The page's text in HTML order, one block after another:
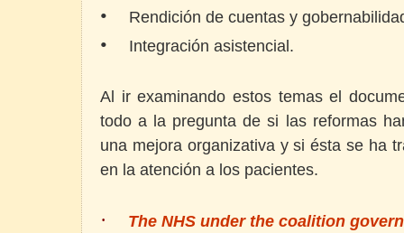
• Rendición de cuentas y
• Integración asistencial.
Al ir examinando estos temas el
todo a la pregunta de si las reformas
una mejora organizativa y si ésta se ha
en la atención a los pacientes.
·
The NHS under the coalition